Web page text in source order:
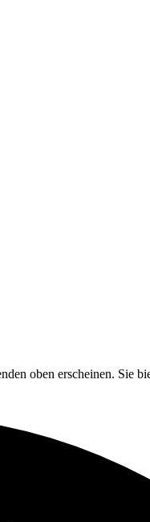
oben erscheinen. Sie